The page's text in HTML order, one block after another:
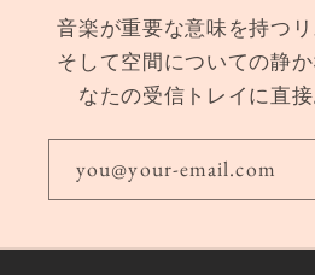
音楽が重要な意味を持つリ
そして空間についての静
なたの受信トレイに直接
you@your-email.com